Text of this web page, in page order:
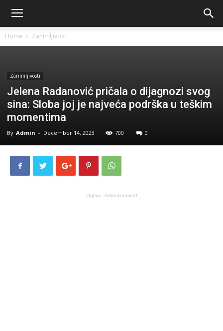
Home Zanimljivosti
Zanimljivosti
Jelena Radanović pričala o dijagnozi svog
sina: Sloba joj je najveća podrška u teškim
momentima
By Admin - December 14, 2023 700 0
Oglasi - Advertisement